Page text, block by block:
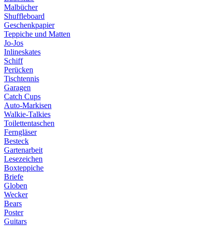
Malbücher
Shuffleboard
Geschenkpapier
Teppiche und Matten
Jo-Jos
Inlineskates
Schiff
Perücken
Tischtennis
Garagen
Catch Cups
Auto-Markisen
Walkie-Talkies
Toilettentaschen
Ferngläser
Besteck
Gartenarbeit
Lesezeichen
Boxteppiche
Briefe
Globen
Wecker
Bears
Poster
Guitars